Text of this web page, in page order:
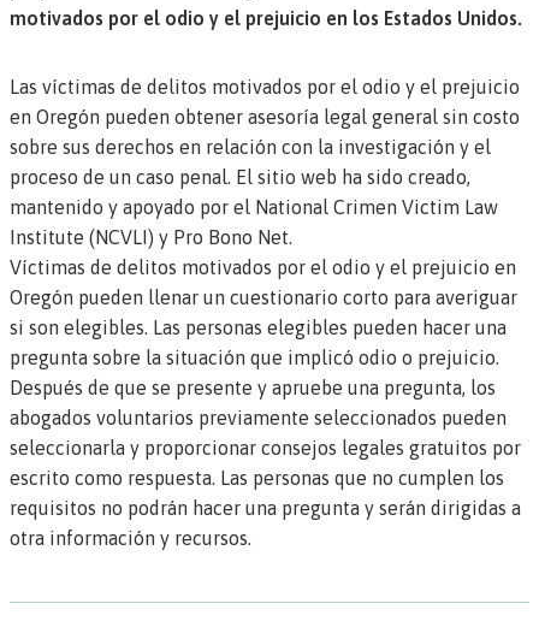
motivados por el odio y el prejuicio en los Estados Unidos.
Las víctimas de delitos motivados por el odio y el prejuicio
en Oregón pueden obtener asesoría legal general sin costo
sobre sus derechos en relación con la investigación y el
proceso de un caso penal. El sitio web ha sido creado,
mantenido y apoyado por el National Crimen Victim Law
Institute (NCVLI) y Pro Bono Net.
Víctimas de delitos motivados por el odio y el prejuicio en
Oregón pueden llenar un cuestionario corto para averiguar
si son elegibles. Las personas elegibles pueden hacer una
pregunta sobre la situación que implicó odio o prejuicio.
Después de que se presente y apruebe una pregunta, los
abogados voluntarios previamente seleccionados pueden
seleccionarla y proporcionar consejos legales gratuitos por
escrito como respuesta. Las personas que no cumplen los
requisitos no podrán hacer una pregunta y serán dirigidas a
otra información y recursos.